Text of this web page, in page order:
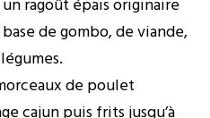
de gombo, de viande,
de poulet
cajun puis frits jusqu’à